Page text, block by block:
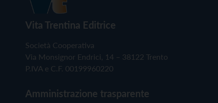
Vita Trentina Editrice
Società Cooperativa
Via Monsignor Endrici, 14 – 38122 Trento
P.IVA e C.F. 00199960220
Amministrazione trasparente